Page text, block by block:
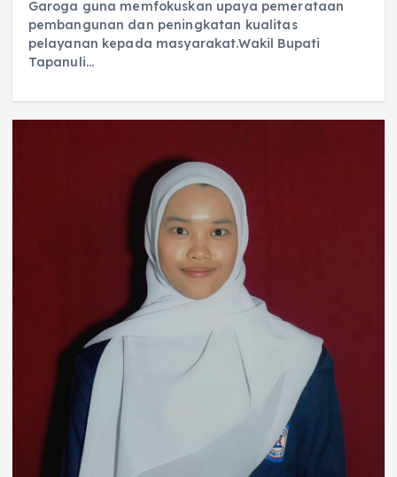
Garoga guna memfokuskan upaya pemerataan
pembangunan dan peningkatan kualitas
pelayanan kepada masyarakat.Wakil Bupati
Tapanuli…